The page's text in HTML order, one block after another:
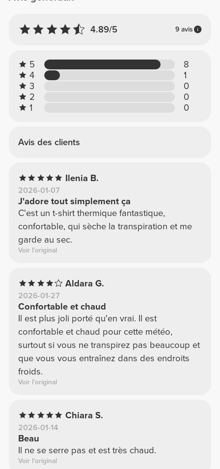
4.89/5 9 avis
5
8
4
1
3
0
2
0
1
0
Avis des clients
Ilenia B.
2026-01-07
J'adore tout simplement ça
C'est un t-shirt thermique fantastique,
confortable, qui sèche la transpiration et me
garde au sec.
Voir l'original
Aldara G.
2026-01-27
Confortable et chaud
Il est plus joli porté qu'en vrai. Il est
confortable et chaud pour cette météo,
surtout si vous ne transpirez pas beaucoup et
que vous vous entraînez dans des endroits
froids.
Voir l'original
Chiara S.
2026-01-14
Beau
Il ne se serre pas et est très chaud.
Voir l'original